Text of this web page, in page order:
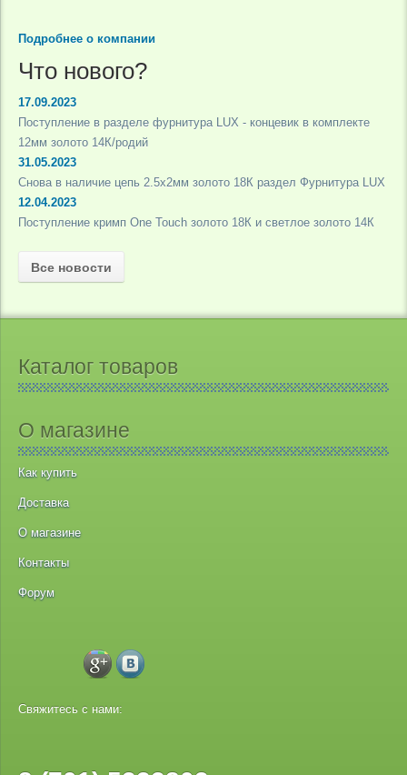
Подробнее о компании
Что нового?
17.09.2023
Поступление в разделе фурнитура LUX - концевик в комплекте
12мм золото 14К/родий
31.05.2023
Снова в наличие цепь 2.5х2мм золото 18К раздел Фурнитура LUX
12.04.2023
Поступление кримп One Touch золото 18К и светлое золото 14К
Все новости
Каталог товаров
О магазине
Как купить
Доставка
О магазине
Контакты
Форум
Свяжитесь с нами: